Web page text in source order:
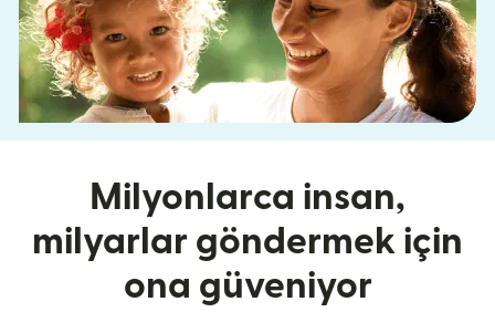
Milyonlarca insan,
milyarlar göndermek için
ona güveniyor